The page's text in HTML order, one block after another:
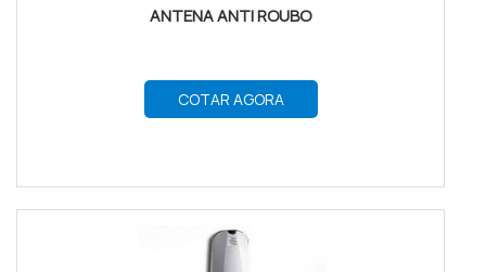
ANTENA ANTI ROUBO
COTAR AGORA